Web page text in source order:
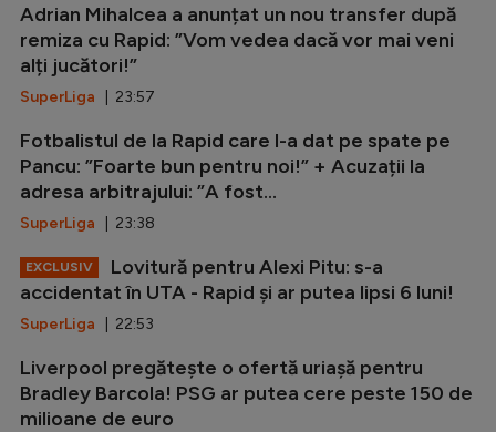
Adrian Mihalcea a anunțat un nou transfer după
remiza cu Rapid: ”Vom vedea dacă vor mai veni
alți jucători!”
SuperLiga | 23:57
Fotbalistul de la Rapid care l-a dat pe spate pe
Pancu: ”Foarte bun pentru noi!” + Acuzații la
adresa arbitrajului: ”A fost...
SuperLiga | 23:38
EXCLUSIV
Lovitură pentru Alexi Pitu: s-a
accidentat în UTA - Rapid și ar putea lipsi 6 luni!
SuperLiga | 22:53
Liverpool pregătește o ofertă uriașă pentru
Bradley Barcola! PSG ar putea cere peste 150 de
milioane de euro